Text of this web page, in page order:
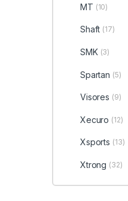
MT (10)
Shaft (17)
SMK (3)
Spartan (5)
Visores (9)
Xecuro (12)
Xsports (13)
Xtrong (32)